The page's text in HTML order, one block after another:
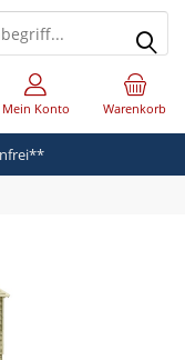
Warenkorb
Mein Konto